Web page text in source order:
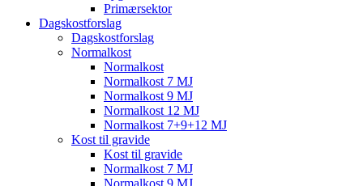
Primærsektor
Dagskostforslag
Dagskostforslag
Normalkost
Normalkost
Normalkost 7 MJ
Normalkost 9 MJ
Normalkost 12 MJ
Normalkost 7+9+12 MJ
Kost til gravide
Kost til gravide
Normalkost 7 MJ
Normalkost 9 MJ